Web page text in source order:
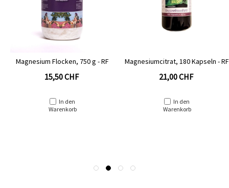
Magnesium Flocken, 750 g - RF
15,50 CHF
In den
Warenkorb
Magnesiumcitrat, 180 Kapseln - RF
21,00 CHF
In den
Warenkorb